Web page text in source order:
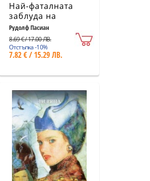
Най-фаталната
заблуда на
нашето време
Рудолф Пасиан
8.69 € / 17.00 ЛВ.
Отстъпка -10%
7.82 € / 15.29 ЛВ.